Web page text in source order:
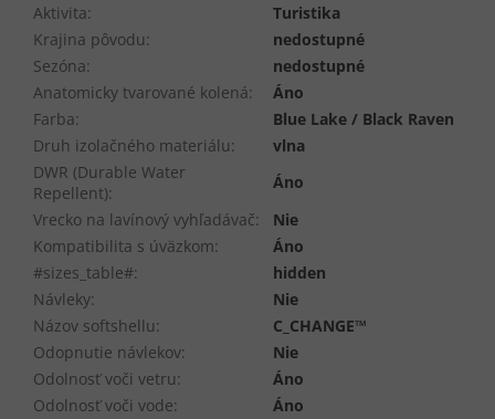
Aktivita:
Turistika
Krajina pôvodu:
nedostupné
Sezóna:
nedostupné
Anatomicky tvarované kolená:
Áno
Farba:
Blue Lake / Black Raven
Druh izolačného materiálu:
vlna
DWR (Durable Water
Repellent):
Áno
Vrecko na lavínový vyhľadávač:
Nie
Kompatibilita s úväzkom:
Áno
#sizes_table#:
hidden
Návleky:
Nie
Názov softshellu:
C_CHANGE™
Odopnutie návlekov:
Nie
Odolnosť voči vetru:
Áno
Odolnosť voči vode:
Áno